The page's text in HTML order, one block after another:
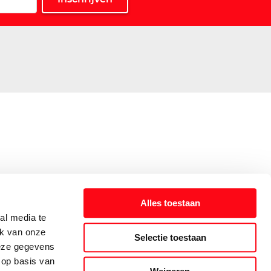
media te
van onze
gegevens
basis van
Alles toestaan
Selectie toestaan